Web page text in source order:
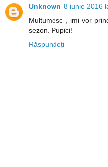
Unknown 8 iunie 2016
Multumesc , imi vor
sezon. Pupici!
Răspundeți